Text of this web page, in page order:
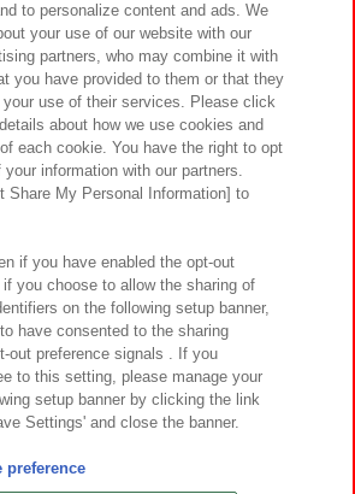
ペーン
サステナビリティ サイトポリシー
ウェブアクセシビリティ方針と検証結果
とともに
対応方針 よくあるご質問・お問い合わせ
Namco Amusement Inc.
Namco Amusement Lab Inc.
to personalize content and ads. We
your use of our website with our
partners, who may combine it with
you have provided to them or that they
your use of their services. Please click
about how we use cookies and
each cookie. You have the right to opt
information with our partners.
Share My Personal Information] to
if you have enabled the opt-out
you choose to allow the sharing of
on the following setup banner,
have consented to the sharing
out preference signals . If you
to this setting, please manage your
setup banner by clicking the link
Settings' and close the banner.
preference